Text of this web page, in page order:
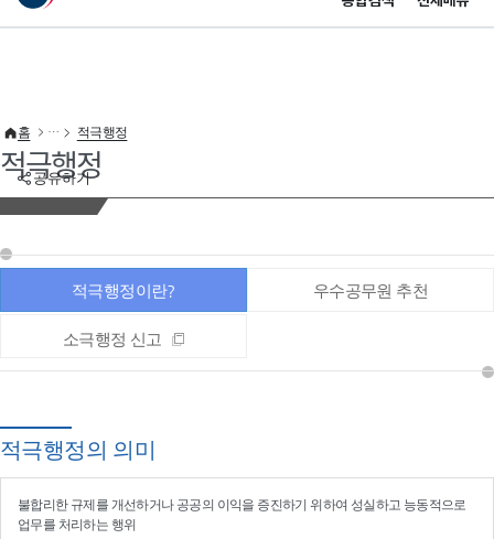
이 누리집은 대한민국 공식 전자정부 누리집입니다.
공유하기
홈 적극행정
적극행정
적극행정이란? 우수공무원 추천
소극행정 신고
적극행정의 의미
불합리한 규제를 개선하거나 공공의 이익을 증진하기 위하여 성실하고 능동적으로
업무를 처리하는 행위